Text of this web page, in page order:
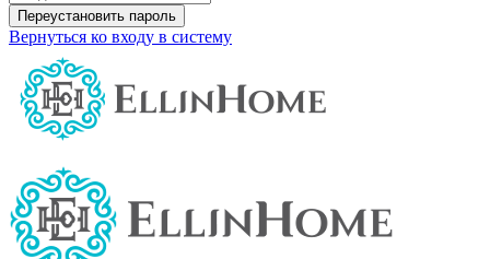
Переустановить пароль
Вернуться ко входу в систему